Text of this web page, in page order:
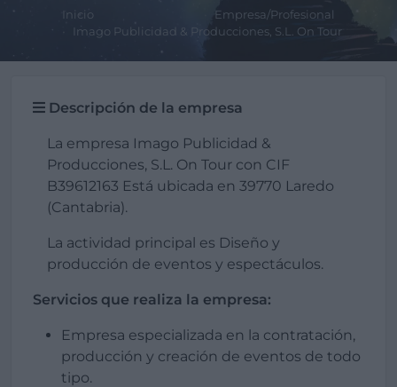
Inicio
Empresa/Profesional
Imago Publicidad & Producciones, S.L. On Tour
Descripción de la empresa
La empresa Imago Publicidad &
Producciones, S.L. On Tour con CIF
B39612163 Está ubicada en 39770 Laredo
(Cantabria).
La actividad principal es Diseño y
producción de eventos y espectáculos.
Servicios que realiza la empresa:
Empresa especializada en la contratación,
producción y creación de eventos de todo
tipo.